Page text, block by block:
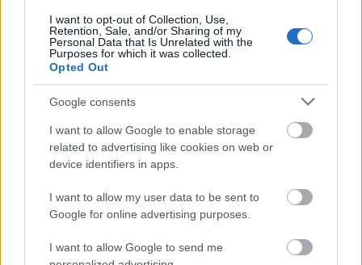
I want to opt-out of Collection, Use,
Retention, Sale, and/or Sharing of my
Personal Data that Is Unrelated with the
Purposes for which it was collected.
Opted Out
Google consents
I want to allow Google to enable storage
related to advertising like cookies on web or
device identifiers in apps.
I want to allow my user data to be sent to
Google for online advertising purposes.
I want to allow Google to send me
drágulás
HÍREK 5 órája
Kíméletlenül visszavágtak az ukránok Kijev